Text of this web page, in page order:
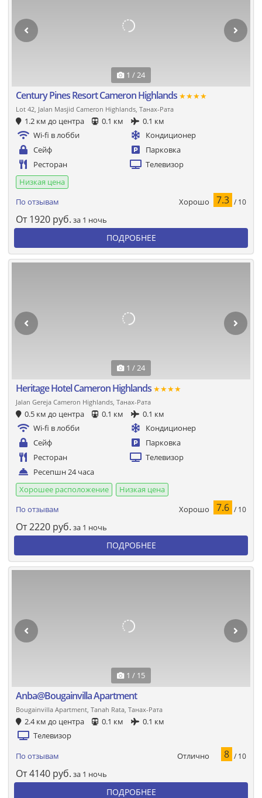
1 / 24
Century Pines Resort Cameron Highlands ★★★★
Lot 42, Jalan Masjid Cameron Highlands, Танах-Рата
1.2 км до центра 0.1 км
0.1 км
Wi-fi в лобби
Кондиционер
Сейф
Парковка
Ресторан
Телевизор
Низкая цена
По отзывам
Хорошо 7.3 / 10
От 1920 руб. за 1 ночь
ПОДРОБНЕЕ
1 / 24
Heritage Hotel Cameron Highlands ★★★★
Jalan Gereja Cameron Highlands, Танах-Рата
0.5 км до центра 0.1 км
0.1 км
Wi-fi в лобби
Кондиционер
Сейф
Парковка
Ресторан
Телевизор
Ресепшн 24 часа
Хорошее расположение
Низкая цена
По отзывам
Хорошо 7.6 / 10
От2220 руб. за 1 ночь
ПОДРОБНЕЕ
1 / 15
Anba@Bougainvilla Apartment
Bougainvilla Apartment, Tanah Rata, Танах-Рата
2.4 км до центра 0.1 км
0.1 км
Телевизор
По отзывам Отлично 8 / 10
От4140 руб. за 1 ночь
ПОДРОБНЕЕ